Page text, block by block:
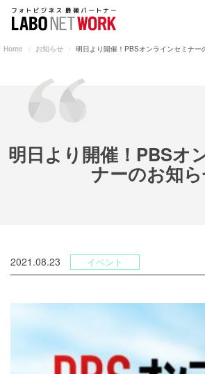
Home お知らせ 明日より開催！PBSオンラインセミナー
明日より開催！PBSオ
ナーのお知
2021.08.23 イベント